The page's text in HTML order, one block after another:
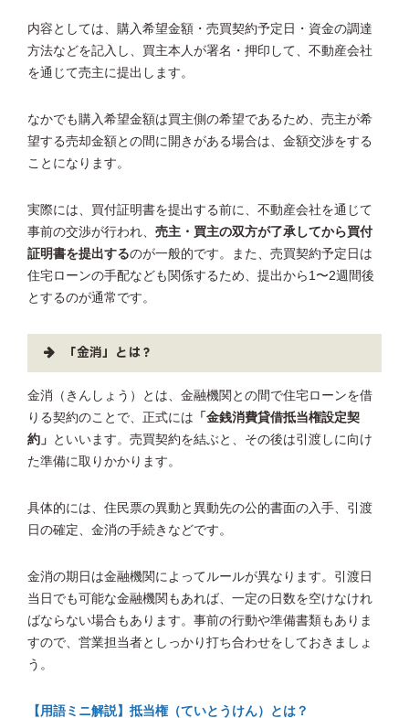
内容としては、購入希望金額・売買契約予定日・資金の調達
方法などを記入し、買主本人が署名・押印して、不動産会社
を通じて売主に提出します。
なかでも購入希望金額は買主側の希望であるため、売主が希
望する売却金額との間に開きがある場合は、金額交渉をする
ことになります。
実際には、買付証明書を提出する前に、不動産会社を通じて
事前の交渉が行われ、 売主・買主の双方が了承してから買付
証明書を提出するのが一般的です。また、売買契約予定日は
住宅ローンの手配なども関係するため、提出から1〜2週間後
とするのが通常です。
「金消」とは？
金消（きんしょう）とは、金融機関との間で住宅ローンを借
りる契約のことで、正式には 「金銭消費貸借抵当権設定契
約」 といいます。売買契約を結ぶと、その後は引渡しに向け
た準備に取りかかります。
具体的には、住民票の異動と異動先の公的書面の入手、引渡
日の確定、金消の手続きなどです。
金消の期日は金融機関によってルールが異なります。引渡日
当日でも可能な金融機関もあれば、一定の日数を空けなけれ
ばならない場合もあります。事前の行動や準備書類もありま
すので、営業担当者としっかり打ち合わせをしておきましょ
う。
【用語ミニ解説】抵当権（ていとうけん）とは？